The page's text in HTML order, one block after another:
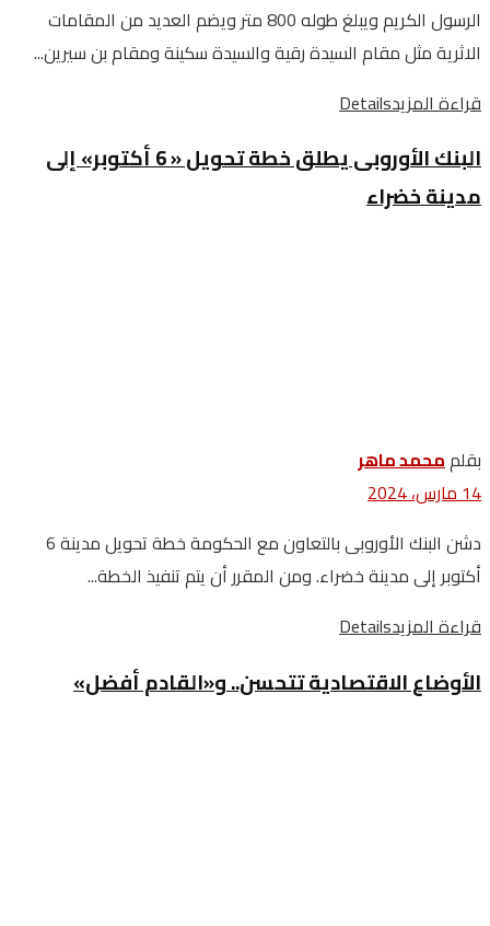
الرسول الكريم ويبلغ طوله 800 متر ويضم العديد من المقامات
الاثرية مثل مقام السيدة رقية والسيدة سكينة ومقام بن سيرين...
قراءة المزيدDetails
البنك الأوروبى يطلق خطة تحويل « 6 أكتوبر» إلى
مدينة خضراء
بقلممحمد ماهر
14 مارس، 2024
دشن البنك الأوروبى بالتعاون مع الحكومة خطة تحويل مدينة 6
أكتوبر إلى مدينة خضراء. ومن المقرر أن يتم تنفيذ الخطة...
قراءة المزيدDetails
الأوضاع الاقتصادية تتحسن.. و«القادم أفضل»